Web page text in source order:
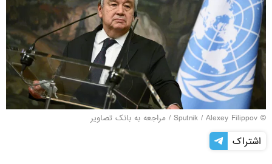
© Sputnik / Alexey Filippov
/ مراجعه به بانک تصاویر
اشتراک